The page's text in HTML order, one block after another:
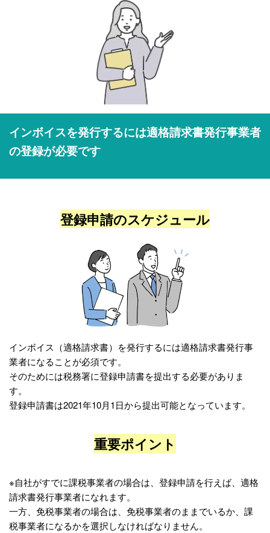
インボイスを発行するには適格請求書発行事業者
の登録が必要です
登録申請のスケジュール
インボイス（適格請求書）を発行するには適格請求書発行事
業者になることが必須です。
そのためには税務署に登録申請書を提出する必要がありま
す。
登録申請書は2021年10月1日から提出可能となっています。
重要ポイント
※自社がすでに課税事業者の場合は、登録申請を行えば、適格
請求書発行事業者になれます。
一方、免税事業者の場合は、免税事業者のままでいるか、課
税事業者になるかを選択しなければなりません。